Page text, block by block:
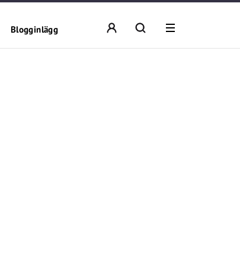
Blogginlägg